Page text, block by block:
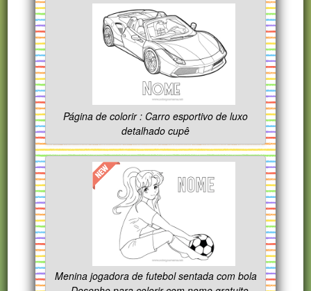
Página de colorir : Carro esportivo de luxo
detalhado cupê
Menina jogadora de futebol sentada com bola